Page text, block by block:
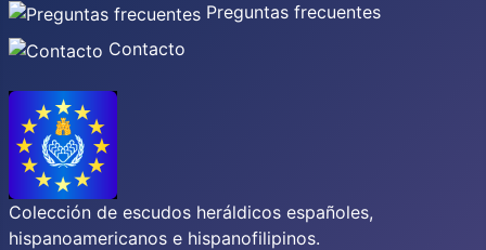
Preguntas frecuentes
Contacto
Colección de escudos heráldicos españoles,
hispanoamericanos e hispanofilipinos.